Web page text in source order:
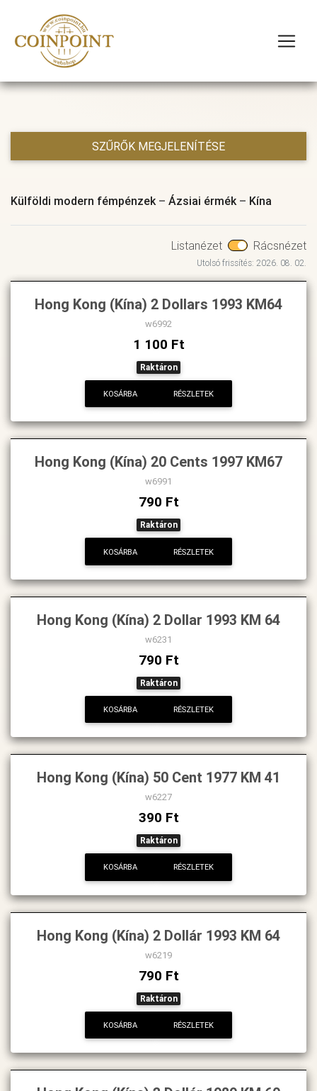
SZŰRŐK MEGJELENÍTÉSE
Külföldi modern fémpénzek– Ázsiai érmék– Kína
Listanézet Rácsnézet
Utolsó frissítés: 2026. 08. 02.
Hong Kong (Kína) 2 Dollars 1993 KM64
w6992
1 100 Ft
Raktáron
KOSÁRBA RÉSZLETEK
Hong Kong (Kína) 20 Cents 1997 KM67
w6991
790 Ft
Raktáron
KOSÁRBA RÉSZLETEK
Hong Kong (Kína) 2 Dollar 1993 KM 64
w6231
790 Ft
Raktáron
KOSÁRBA RÉSZLETEK
Hong Kong (Kína) 50 Cent 1977 KM 41
w6227
390 Ft
Raktáron
KOSÁRBA RÉSZLETEK
Hong Kong (Kína) 2 Dollár 1993 KM 64
w6219
790 Ft
Raktáron
KOSÁRBA RÉSZLETEK